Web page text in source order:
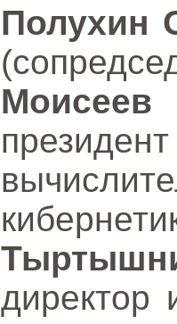
Полухин
директор